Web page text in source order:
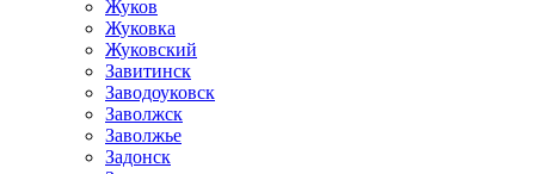
Жуков
Жуковка
Жуковский
Завитинск
Заводоуковск
Заволжск
Заволжье
Задонск